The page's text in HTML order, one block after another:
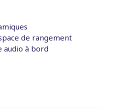
de rangement
audio à bord